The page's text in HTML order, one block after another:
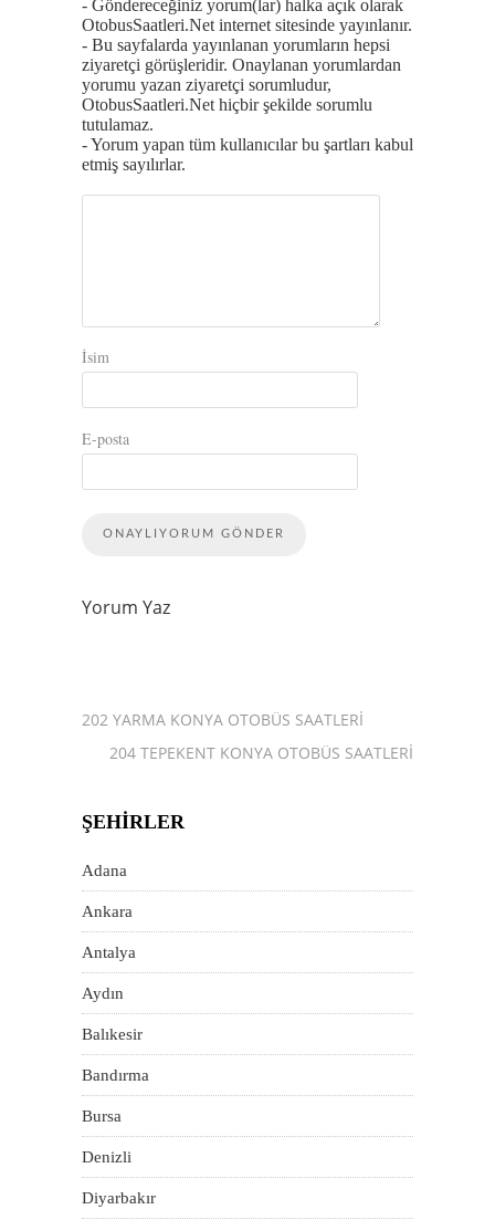
- Göndereceğiniz yorum(lar) halka açık olarak
OtobusSaatleri.Net internet sitesinde yayınlanır.
- Bu sayfalarda yayınlanan yorumların hepsi
ziyaretçi görüşleridir. Onaylanan yorumlardan
yorumu yazan ziyaretçi sorumludur,
OtobusSaatleri.Net hiçbir şekilde sorumlu
tutulamaz.
- Yorum yapan tüm kullanıcılar bu şartları kabul
etmiş sayılırlar.
İsim
E-posta
Yorum Yaz
202 YARMA KONYA OTOBÜS SAATLERI
204 TEPEKENT KONYA OTOBÜS SAATLERI
ŞEHIRLER
Adana
Ankara
Antalya
Aydın
Balıkesir
Bandırma
Bursa
Denizli
Diyarbakır